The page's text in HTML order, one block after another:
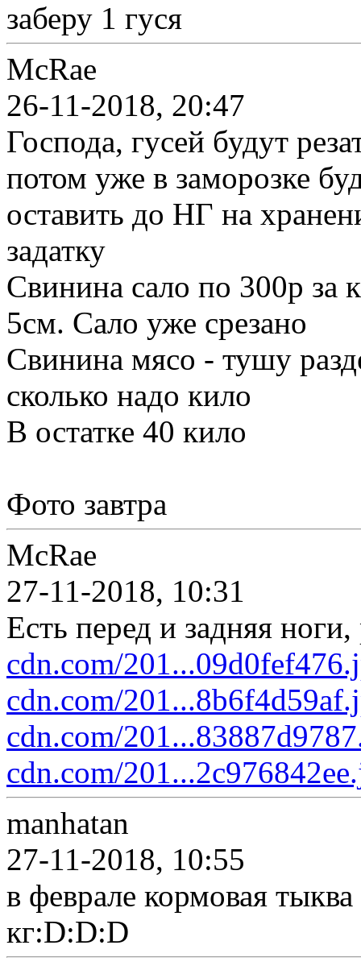
заберу 1 гуся
McRae
26-11-2018, 20:47
Господа, гусей будут
потом уже в заморозке
оставить до НГ на
задатку
Свинина сало по 300р за
5см. Сало уже срезано
Свинина мясо - тушу
сколько надо кило
В остатке 40 кило
Фото завтра
McRae
27-11-2018, 10:31
Есть перед и задняя
cdn.com/
cdn.com/
cdn.com/
cdn.com/
manhatan
27-11-2018, 10:55
в феврале кормовая
кг:D:D:D